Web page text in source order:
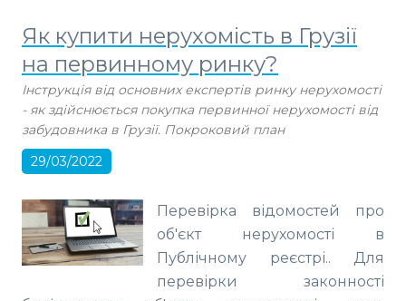
Як купити нерухомість в Грузії
на первинному ринку?
Інструкція від основних експертів ринку нерухомості
- як здійснюється покупка первинної нерухомості від
забудовника в Грузії. Покроковий план
29/03/2022
Перевірка відомостей про
об'єкт нерухомості в
Публічному реєстрі.. Для
перевірки законності